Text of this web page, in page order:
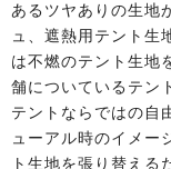
あるツヤありの生地
ュ、遮熱用テント生
は不燃のテント生地
舗についているテン
テントならではの自
ューアル時のイメー
ト生地を張り替える